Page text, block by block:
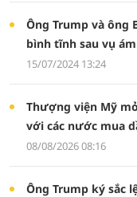
Ông Trump và ông
bình tĩnh sau vụ
15/07/2024 13:24
Thượng viện Mỹ
với các nước mua
08/08/2026 08:16
Ông Trump ký sắc